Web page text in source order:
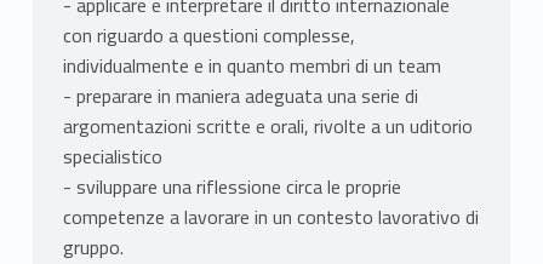
con riguardo a questioni complesse,
individualmente e in quanto membri di un team
- preparare in maniera adeguata una serie di
argomentazioni scritte e orali, rivolte a un uditorio
specialistico
- sviluppare una riflessione circa le proprie
competenze a lavorare in un contesto lavorativo di
gruppo.